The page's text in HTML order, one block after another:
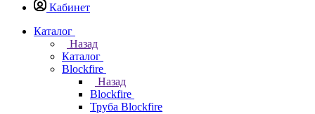
Кабинет
Каталог
Назад
Каталог
Blockfire
Назад
Blockfire
Труба Blockfire